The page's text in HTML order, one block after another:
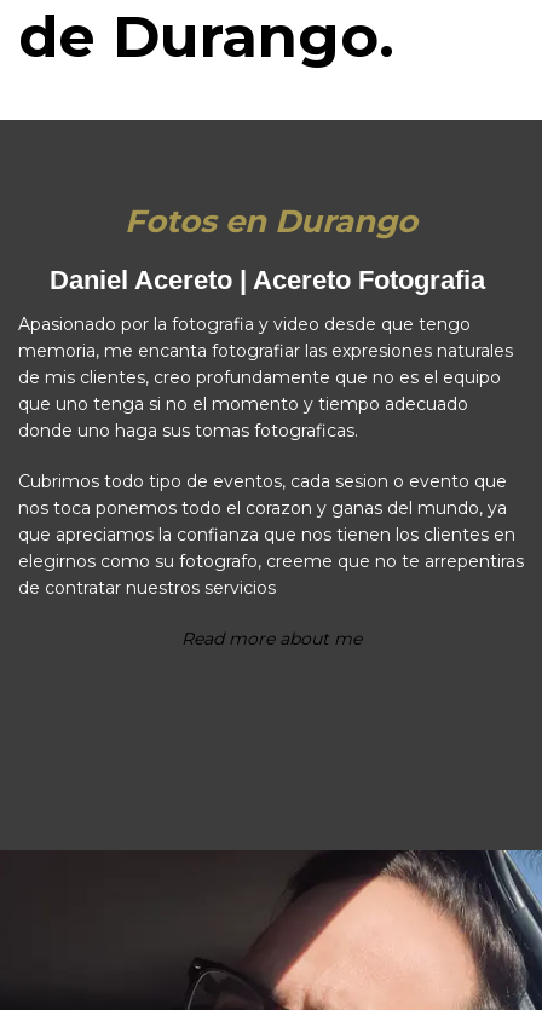
de Durango.
Fotos en Durango
Daniel Acereto | Acereto Fotografia
Apasionado por la fotografia y video desde que tengo
memoria, me encanta fotografiar las expresiones naturales
de mis clientes, creo profundamente que no es el equipo
que uno tenga si no el momento y tiempo adecuado
donde uno haga sus tomas fotograficas.
Cubrimos todo tipo de eventos, cada sesion o evento que
nos toca ponemos todo el corazon y ganas del mundo, ya
que apreciamos la confianza que nos tienen los clientes en
elegirnos como su fotografo, creeme que no te arrepentiras
de contratar nuestros servicios
Read more about me